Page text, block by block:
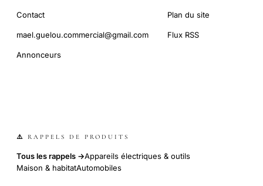
Contact
mael.guelou.commercial@gmail.com
Annonceurs
Plan du site
Flux RSS
⚠️ RAPPELS DE PRODUITS
Tous les rappels →Appareils électriques & outils
Maison & habitatAutomobiles